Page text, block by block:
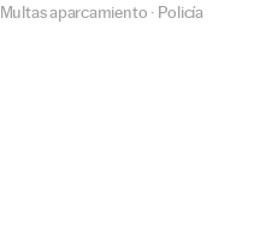
Multas aparcamiento · Policía